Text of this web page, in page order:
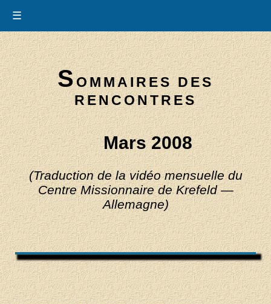
☰
SOMMAIRES DES
RENCONTRES
Mars 2008
(Traduction de la vidéo mensuelle du
Centre Missionnaire de Krefeld —
Allemagne)